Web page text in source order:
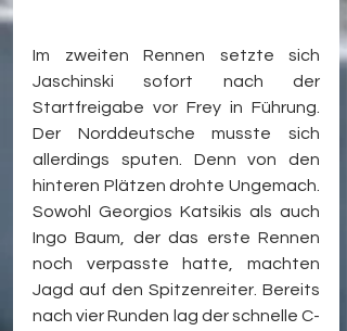
Im zweiten Rennen setzte sich
Jaschinski sofort nach der
Startfreigabe vor Frey in Führung.
Der Norddeutsche musste sich
allerdings sputen. Denn von den
hinteren Plätzen drohte Ungemach.
Sowohl Georgios Katsikis als auch
Ingo Baum, der das erste Rennen
noch verpasste hatte, machten
Jagd auf den Spitzenreiter. Bereits
nach vier Runden lag der schnelle C-